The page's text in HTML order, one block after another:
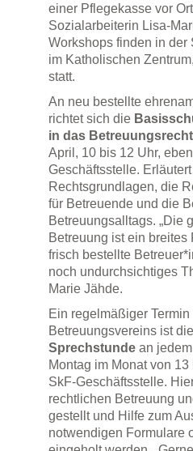
einer Pflegekasse vor
Sozialarbeiterin Lisa-
Workshops finden in der
im Katholischen
statt.
An neu bestellte
richtet sich die
in das
April, 10 bis 12 Uhr,
Geschäftsstelle.
Rechtsgrundlagen, die
für Betreuende und die
Betreuungsalltags. „Die
Betreuung ist ein breites
frisch bestellte
noch undurchsichtiges
Marie Jähde.
Ein regelmäßiger Termin
Betreuungsvereins ist die
Sprechstunde an
Montag im Monat von
SkF-Geschäftsstelle.
rechtlichen Betreuung
gestellt und Hilfe zum
notwendigen Formulare